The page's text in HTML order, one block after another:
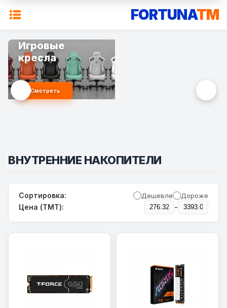
FORTUNATM
Игровые
кресла
Смотреть
ВНУТРЕННИЕ НАКОПИТЕЛИ
Сортировка: Дешевле Дороже
Цена (TMT): -